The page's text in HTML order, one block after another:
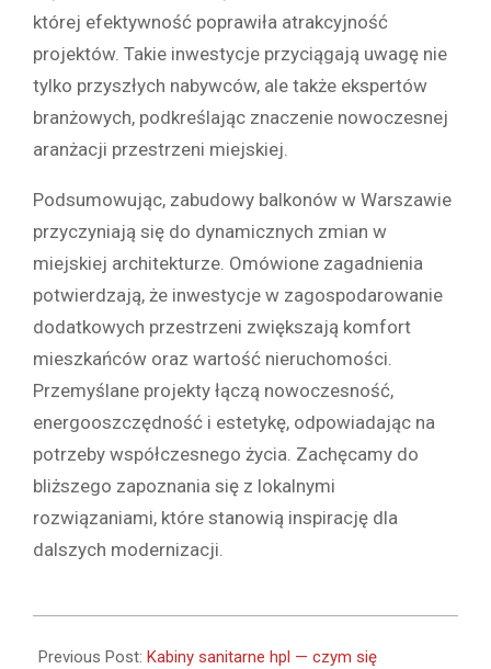
której efektywność poprawiła atrakcyjność
projektów. Takie inwestycje przyciągają uwagę nie
tylko przyszłych nabywców, ale także ekspertów
branżowych, podkreślając znaczenie nowoczesnej
aranżacji przestrzeni miejskiej.
Podsumowując, zabudowy balkonów w Warszawie
przyczyniają się do dynamicznych zmian w
miejskiej architekturze. Omówione zagadnienia
potwierdzają, że inwestycje w zagospodarowanie
dodatkowych przestrzeni zwiększają komfort
mieszkańców oraz wartość nieruchomości.
Przemyślane projekty łączą nowoczesność,
energooszczędność i estetykę, odpowiadając na
potrzeby współczesnego życia. Zachęcamy do
bliższego zapoznania się z lokalnymi
rozwiązaniami, które stanowią inspirację dla
dalszych modernizacji.
04-
Previous Post: Kabiny sanitarne hpl — czym się